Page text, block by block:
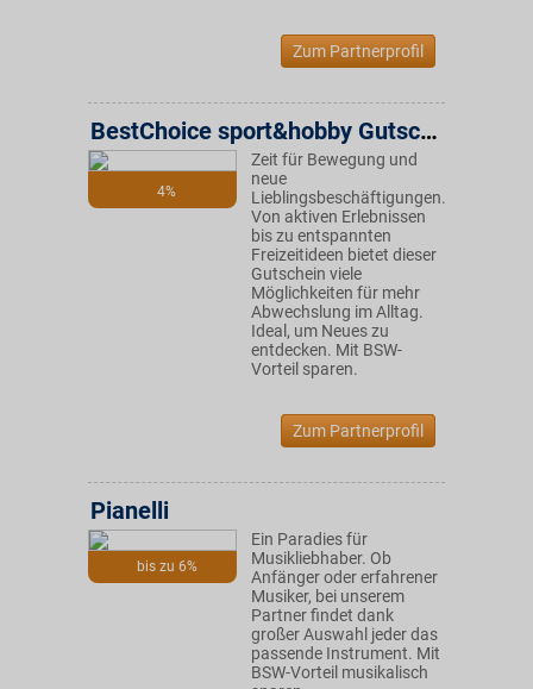
Zum Partnerprofil
4%
BestChoice sport&hobby Gutschein
Zeit für Bewegung und
neue
Lieblingsbeschäftigungen.
Von aktiven Erlebnissen
bis zu entspannten
Freizeitideen bietet dieser
Gutschein viele
Möglichkeiten für mehr
Abwechslung im Alltag.
Ideal, um Neues zu
entdecken. Mit BSW-
Vorteil sparen.
Zum Partnerprofil
bis zu 6%
Pianelli
Ein Paradies für
Musikliebhaber. Ob
Anfänger oder erfahrener
Musiker, bei unserem
Partner findet dank
großer Auswahl jeder das
passende Instrument. Mit
BSW-Vorteil musikalisch